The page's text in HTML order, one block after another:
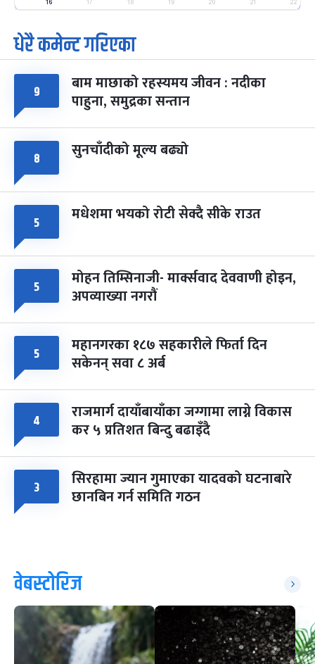
७
आइत
पूर्णिमा व्रत
चैत्र ७, २०८३-Mar 21, 2027
८ फागुपूर्णिमा
चैत्र ८, २०८३-Mar 22, 2027
७ महिना बाँकी
16 17 18 19 20 21 22
धेरै कमेन्ट गरिएका
९ बाम माछाको रहस्यमय जीवन : नदीका
पाहुना, समुद्रका सन्तान
८ सुनचाँदीको मूल्य बढ्यो
५ मधेशमा भयको रोटी सेक्दै सीके राउत
५ मोहन तिम्सिनाजी- मार्क्सवाद देववाणी होइन,
अपव्याख्या नगरौं
५ महानगरका १८७ सहकारीले फिर्ता दिन
सकेनन् सवा ८ अर्ब
४ राजमार्ग दायाँबायाँका जग्गामा लाग्ने विकास
कर ५ प्रतिशत बिन्दु बढाइँदै
३ सिरहामा ज्यान गुमाएका यादवको घटनाबारे
छानबिन गर्न समिति गठन
वेबस्टोरिज